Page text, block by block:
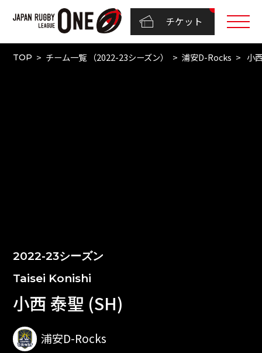
チケット
TOP チーム一覧 （2022-23シーズン） 浦安D-Rocks 小
2022-23シーズン
Taisei Konishi
小西 泰聖 (SH)
浦安D-Rocks